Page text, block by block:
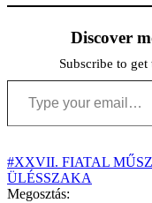
Discover
Subscribe to
Type your email…
#XXVII. FIATAL
ÜLÉSSZAKA
Megosztás: